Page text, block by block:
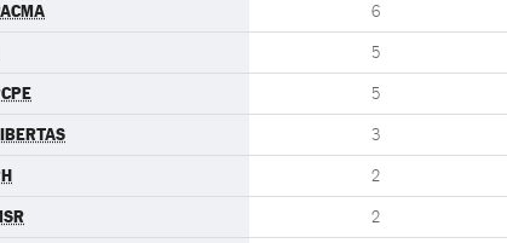
6
5
5
3
2
2